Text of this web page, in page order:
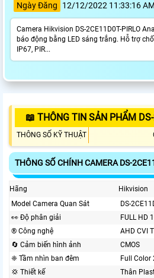
Ngày Đăng
12/12/2022 11:33:16 AM
Camera Hikvision DS-2CE11D0T-PIRLO
báo động bằng LED sáng trắng. Hỗ trợ
IP67, PIR...
📖 THÔNG TIN SẢN PHẨM
THÔNG SỐ KỸ THUẬT
THÔNG SỐ CHÍNH CAMERA DS-
Hãng
Hikvision
Model Camera Quan Sát
DS-
️👀 Độ phân giải
FULL HD
®️ Công nghệ
AHD CVI
🔄 Cảm biến hình ảnh
CMOS
❈ Tầm nhìn ban đêm
Full Color
💢 Thiết kế
Thân